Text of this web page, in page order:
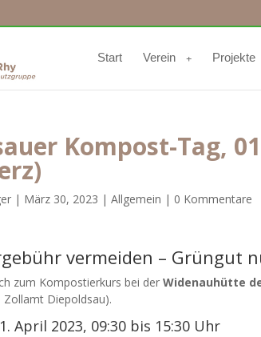
Start Verein Projekte
Kompost-Tag,
| März 30, 2023 |Allgemein | 0 Kommentare
vermeiden – Grüngut
zum Kompostierkurs bei derWidenauhütte
Diepoldsau).
April 2023, 09:30 bis 15:30 Uhr